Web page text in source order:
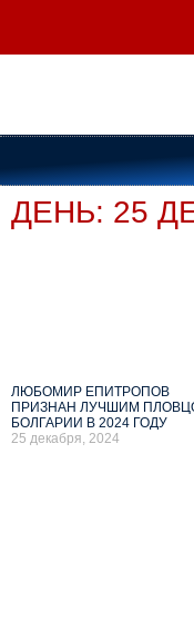
ДЕНЬ: 25
ЛЮБОМИР ЕПИТРОПОВ
ПРИЗНАН ЛУЧШИМ
БОЛГАРИИ В 2024 ГОДУ
25 декабря, 2024